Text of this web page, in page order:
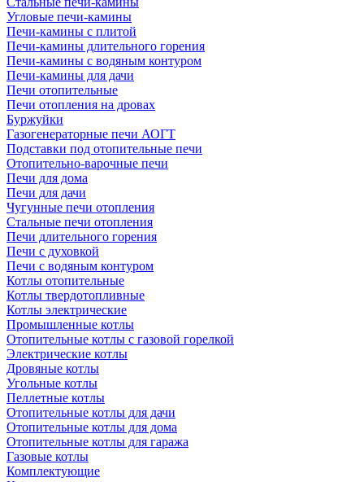
Угловые печи-камины
Печи-камины с плитой
Печи-камины длительного горения
Печи-камины с водяным контуром
Печи-камины для дачи
Печи отопительные
Печи отопления на дровах
Буржуйки
Газогенераторные печи АОГТ
Подставки под отопительные печи
Отопительно-варочные печи
Печи для дома
Печи для дачи
Чугунные печи отопления
Стальные печи отопления
Печи длительного горения
Печи с духовкой
Печи с водяным контуром
Котлы отопительные
Котлы твердотопливные
Котлы электрические
Промышленные котлы
Отопительные котлы с газовой горелкой
Электрические котлы
Дровяные котлы
Угольные котлы
Пеллетные котлы
Отопительные котлы для дачи
Отопительные котлы для дома
Отопительные котлы для гаража
Газовые котлы
Комплектующие